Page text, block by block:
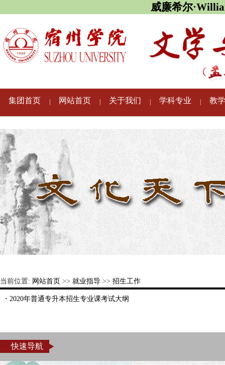
威廉希尔
集团首页 网站首页 关于我们 学科专业 教
当前位置: 网站首页 >> 就业指导 >> 招生工作
· 2020年普通专升本招生专业课考试大纲
快速导航